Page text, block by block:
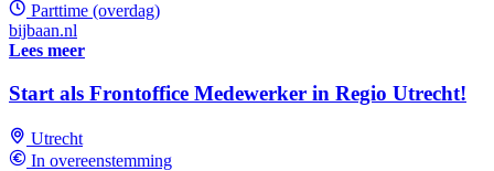
Parttime (overdag)
bijbaan.nl
Lees meer
Start als Frontoffice Medewerker in Regio Utrecht!
Utrecht
In overeenstemming